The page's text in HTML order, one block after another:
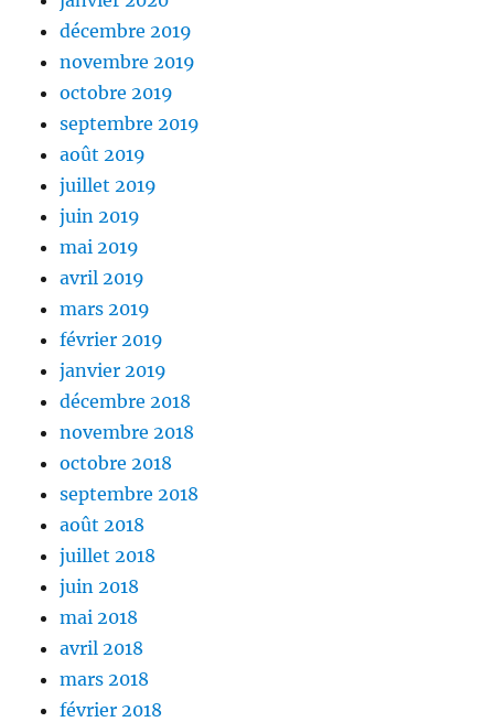
décembre 2019
novembre 2019
octobre 2019
septembre 2019
août 2019
juillet 2019
juin 2019
mai 2019
avril 2019
mars 2019
février 2019
janvier 2019
décembre 2018
novembre 2018
octobre 2018
septembre 2018
août 2018
juillet 2018
juin 2018
mai 2018
avril 2018
mars 2018
février 2018